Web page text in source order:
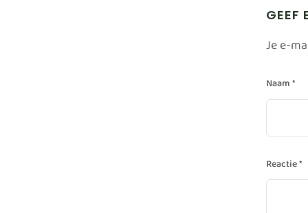
GEEF
Je e-
Reactie*
Naam*